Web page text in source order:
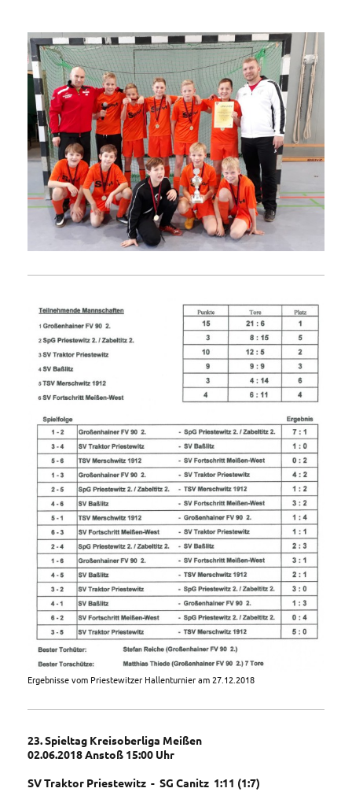
Ergebnisse vom Priestewitzer Hallenturnier am 27.12.2018
23. Spieltag Kreisoberliga Meißen
02.06.2018 Anstoß 15:00 Uhr
SV Traktor Priestewitz - SG Canitz 1:11 (1:7)